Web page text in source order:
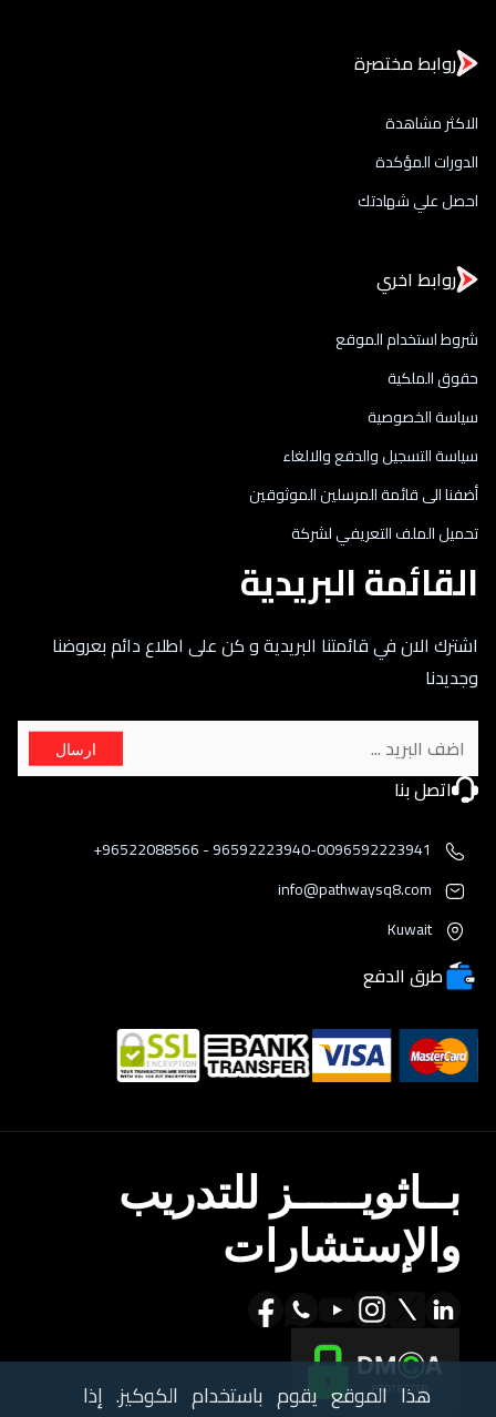
روابط مختصرة
الاكثر مشاهدة
الدورات المؤكدة
احصل علي شهادتك
روابط اخري
شروط استخدام الموقع
حقوق الملكية
سياسة الخصوصية
سياسة التسجيل والدفع والالغاء
أضفنا الى قائمة المرسلين الموثوقين
تحميل الملف التعريفي لشركة
القائمة البريدية
اشترك الان في قائمتنا البريدية و كن على اطلاع دائم بعروضنا
وجديدنا
ارسال
اتصل بنا
96592223940-0096592223941 - 96522088566+
info@pathwaysq8.com
Kuwait
طرق الدفع
بــاثويـــــز للتدريب
والإستشارات
هذا الموقع يقوم باستخدام الكوكيز. إذا